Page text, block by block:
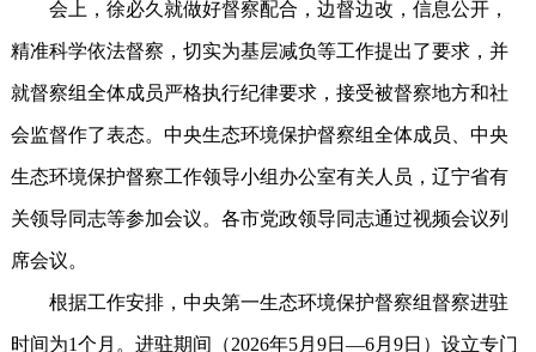
会上，徐必久就做好督察配合，边督边改，信息公开，
精准科学依法督察，切实为基层减负等工作提出了要求，并
就督察组全体成员严格执行纪律要求，接受被督察地方和社
会监督作了表态。中央生态环境保护督察组全体成员、中央
生态环境保护督察工作领导小组办公室有关人员，辽宁省有
关领导同志等参加会议。各市党政领导同志通过视频会议列
席会议。
根据工作安排，中央第一生态环境保护督察组督察进驻
时间为1个月。进驻期间（2026年5月9日—6月9日）设立专门